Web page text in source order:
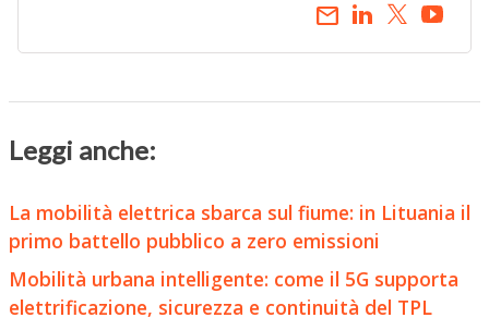
email
Leggi anche:
La mobilità elettrica sbarca sul fiume: in Lituania il
primo battello pubblico a zero emissioni
Mobilità urbana intelligente: come il 5G supporta
elettrificazione, sicurezza e continuità del TPL